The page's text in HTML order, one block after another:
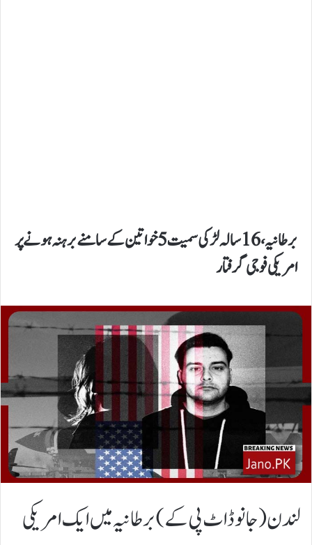
برطانیہ،16 سالہ لڑکی سمیت 5 خواتین کے سامنے برہنہ ہونے پر
امریکی فوجی گرفتار
لندن(جانوڈاٹ پی کے)برطانیہ میں ایک امریکی